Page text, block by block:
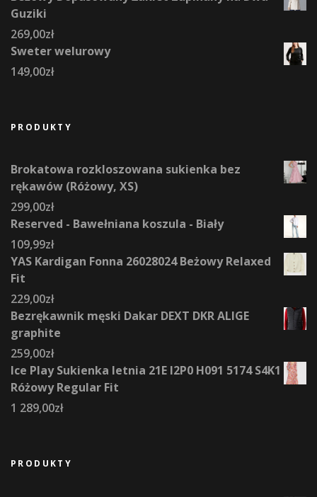
Guziki
269,00zł
Sweter welurowy
149,00zł
PRODUKTY
Brokatowa rozkloszowana sukienka bez
rękawów (Różowy, XS)
299,00zł
Reserved - Bawełniana koszula - Biały
109,99zł
YAS Kardigan Fonna 26028024 Beżowy Relaxed
Fit
229,00zł
Bezrękawnik męski Dakar DEXT DKR ALIGE
graphite
259,00zł
Ice Play Sukienka letnia 21E I2P0 H091 5174 S4K1
Różowy Regular Fit
1 289,00zł
PRODUKTY